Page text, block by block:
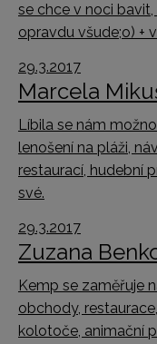
se chce v noci
opravdu všude;o) +
29.3.2017
Marcela
Líbila se nám
lenošení na pláži,
restaurací, hudební
své.
29.3.2017
Zuzana
Kemp se zaměřuje
obchody,
kolotoče, animační